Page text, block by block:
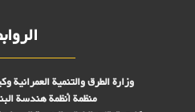
وزارة الطرق والتنمية العمرانية
منظمة أنظمة هندسة